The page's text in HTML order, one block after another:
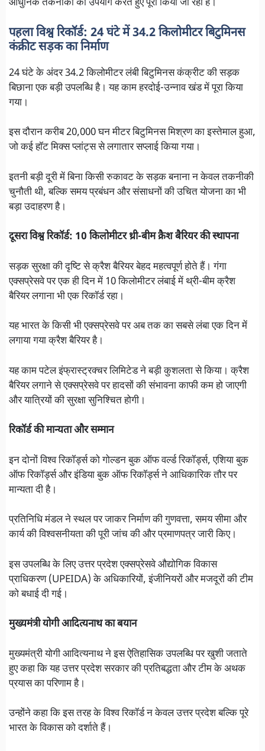
आधुनिक तकनीकों का उपयोग करते हुए पूरा किया जा रहा है।
पहला विश्व रिकॉर्ड: 24 घंटे में 34.2 किलोमीटर बिटुमिनस
कंक्रीट सड़क का निर्माण
24 घंटे के अंदर 34.2 किलोमीटर लंबी बिटुमिनस कंक्रीट की सड़क
बिछाना एक बड़ी उपलब्धि है। यह काम हरदोई-उन्नाव खंड में पूरा किया
गया।
इस दौरान करीब 20,000 घन मीटर बिटुमिनस मिश्रण का इस्तेमाल हुआ,
जो कई हॉट मिक्स प्लांट्स से लगातार सप्लाई किया गया।
इतनी बड़ी दूरी में बिना किसी रुकावट के सड़क बनाना न केवल तकनीकी
चुनौती थी, बल्कि समय प्रबंधन और संसाधनों की उचित योजना का भी
बड़ा उदाहरण है।
दूसरा विश्व रिकॉर्ड: 10 किलोमीटर थ्री-बीम क्रैश बैरियर की स्थापना
सड़क सुरक्षा की दृष्टि से क्रैश बैरियर बेहद महत्वपूर्ण होते हैं। गंगा
एक्सप्रेसवे पर एक ही दिन में 10 किलोमीटर लंबाई में थ्री-बीम क्रैश
बैरियर लगाना भी एक रिकॉर्ड रहा।
यह भारत के किसी भी एक्सप्रेसवे पर अब तक का सबसे लंबा एक दिन में
लगाया गया क्रैश बैरियर है।
यह काम पटेल इंफ्रास्ट्रक्चर लिमिटेड ने बड़ी कुशलता से किया। क्रैश
बैरियर लगाने से एक्सप्रेसवे पर हादसों की संभावना काफी कम हो जाएगी
और यात्रियों की सुरक्षा सुनिश्चित होगी।
रिकॉर्ड की मान्यता और सम्मान
इन दोनों विश्व रिकॉर्ड्स को गोल्डन बुक ऑफ वर्ल्ड रिकॉर्ड्स, एशिया बुक
ऑफ रिकॉर्ड्स और इंडिया बुक ऑफ रिकॉर्ड्स ने आधिकारिक तौर पर
मान्यता दी है।
प्रतिनिधि मंडल ने स्थल पर जाकर निर्माण की गुणवत्ता, समय सीमा और
कार्य की विश्वसनीयता की पूरी जांच की और प्रमाणपत्र जारी किए।
इस उपलब्धि के लिए उत्तर प्रदेश एक्सप्रेसवे औद्योगिक विकास
प्राधिकरण (UPEIDA) के अधिकारियों, इंजीनियरों और मजदूरों की टीम
को बधाई दी गई।
मुख्यमंत्री योगी आदित्यनाथ का बयान
मुख्यमंत्री योगी आदित्यनाथ ने इस ऐतिहासिक उपलब्धि पर खुशी जताते
हुए कहा कि यह उत्तर प्रदेश सरकार की प्रतिबद्धता और टीम के अथक
प्रयास का परिणाम है।
उन्होंने कहा कि इस तरह के विश्व रिकॉर्ड न केवल उत्तर प्रदेश बल्कि पूरे
भारत के विकास को दर्शाते हैं।